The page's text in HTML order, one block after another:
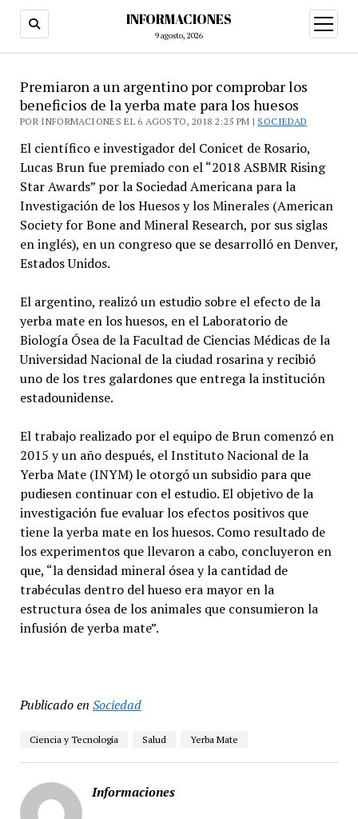
INFORMACIONES
9 agosto, 2026
abrir
menú
Premiaron a un argentino por comprobar los
beneficios de la yerba mate para los huesos
POR INFORMACIONES EL 6 AGOSTO, 2018 2:25 PM | SOCIEDAD
El científico e investigador del Conicet de Rosario,
Lucas Brun fue premiado con el “2018 ASBMR Rising
Star Awards” por la Sociedad Americana para la
Investigación de los Huesos y los Minerales (American
Society for Bone and Mineral Research, por sus siglas
en inglés), en un congreso que se desarrolló en Denver,
Estados Unidos.
El argentino, realizó un estudio sobre el efecto de la
yerba mate en los huesos, en el Laboratorio de
Biología Ósea de la Facultad de Ciencias Médicas de la
Universidad Nacional de la ciudad rosarina y recibió
uno de los tres galardones que entrega la institución
estadounidense.
El trabajo realizado por el equipo de Brun comenzó en
2015 y un año después, el Instituto Nacional de la
Yerba Mate (INYM) le otorgó un subsidio para que
pudiesen continuar con el estudio. El objetivo de la
investigación fue evaluar los efectos positivos que
tiene la yerba mate en los huesos. Como resultado de
los experimentos que llevaron a cabo, concluyeron en
que, “la densidad mineral ósea y la cantidad de
trabéculas dentro del hueso era mayor en la
estructura ósea de los animales que consumieron la
infusión de yerba mate”.
Publicado en Sociedad
Ciencia y Tecnología Salud Yerba Mate
Informaciones